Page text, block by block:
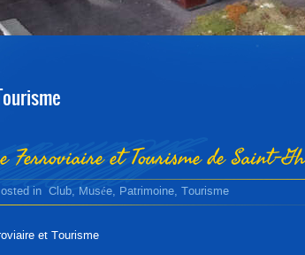
Ferroviaire et Tourisme de Saint-
in Club, Musée, Patrimoine, Tourisme
et Tourisme